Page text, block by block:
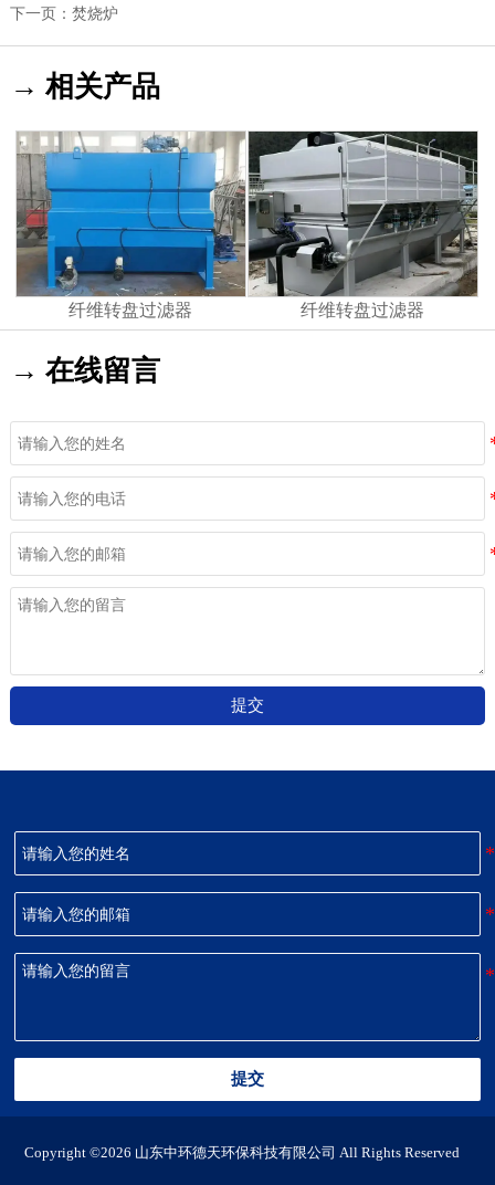
下一页： 焚烧炉
→ 相关产品
纤维转盘过滤器 纤维转盘过滤器
→ 在线留言
提交
提交
Copyright ©2026 山东中环德天环保科技有限公司 All Rights Reserved